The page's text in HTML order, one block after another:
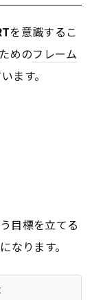
を意識するこ
めのフレーム
ます。
目標を立てる
なります。